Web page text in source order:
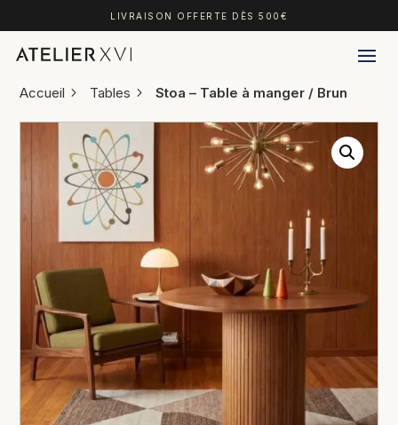
LIVRAISON OFFERTE DÈS 500€
Accueil Tables Stoa – Table à manger / Brun